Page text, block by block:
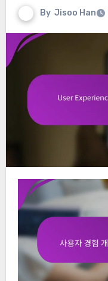
By Jisoo Han